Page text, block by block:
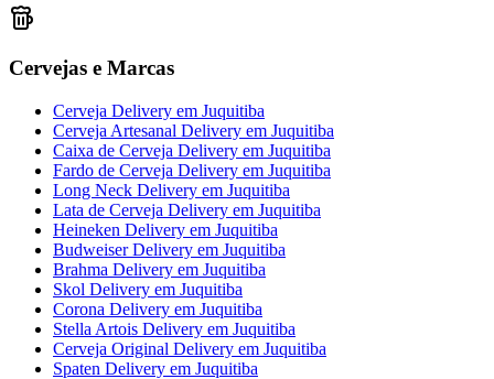
Cervejas e Marcas
Cerveja Delivery em Juquitiba
Cerveja Artesanal Delivery em Juquitiba
Caixa de Cerveja Delivery em Juquitiba
Fardo de Cerveja Delivery em Juquitiba
Long Neck Delivery em Juquitiba
Lata de Cerveja Delivery em Juquitiba
Heineken Delivery em Juquitiba
Budweiser Delivery em Juquitiba
Brahma Delivery em Juquitiba
Skol Delivery em Juquitiba
Corona Delivery em Juquitiba
Stella Artois Delivery em Juquitiba
Cerveja Original Delivery em Juquitiba
Spaten Delivery em Juquitiba